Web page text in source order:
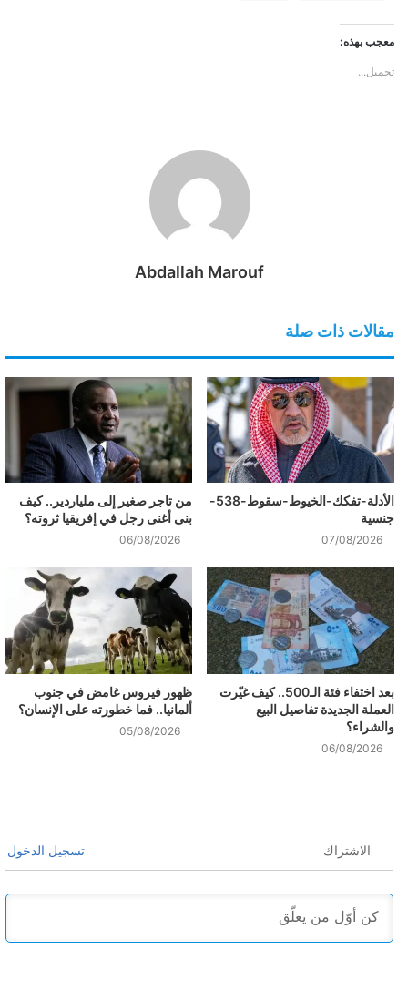
معجب بهذه:
تحميل...
Abdallah Marouf
مقالات ذات صلة
الأدلة-تفكك-الخيوط-سقوط-538-
جنسية
07/08/2026
من تاجر صغير إلى ملياردير.. كيف
بنى أغنى رجل في إفريقيا ثروته؟
06/08/2026
بعد اختفاء فئة الـ500.. كيف غيّرت
العملة الجديدة تفاصيل البيع
والشراء؟
06/08/2026
ظهور فيروس غامض في جنوب
ألمانيا.. فما خطورته على الإنسان؟
05/08/2026
الاشتراك تسجيل الدخول